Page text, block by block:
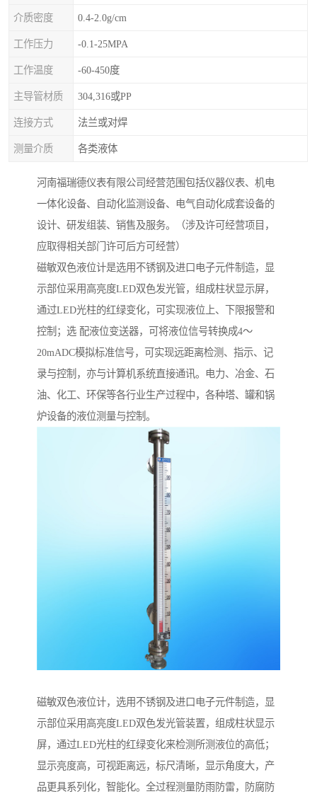
介质密度 0.4-2.0g/cm
工作压力 -0.1-25MPA
工作温度 -60-450度
主导管材质 304,316或PP
连接方式 法兰或对焊
测量介质 各类液体
河南福瑞德仪表有限公司经营范围包括仪器仪表、机电
一体化设备、自动化监测设备、电气自动化成套设备的
设计、研发组装、销售及服务。（涉及许可经营项目，
应取得相关部门许可后方可经营）
磁敏双色液位计是选用不锈钢及进口电子元件制造，显
示部位采用高亮度LED双色发光管，组成柱状显示屏，
通过LED光柱的红绿变化，可实现液位上、下限报警和
控制；选 配液位变送器，可将液位信号转换成4～
20mADC模拟标准信号，可实现远距离检测、指示、记
录与控制，亦与计算机系统直接通讯。电力、冶金、石
油、化工、环保等各行业生产过程中，各种塔、罐和锅
炉设备的液位测量与控制。
磁敏双色液位计，选用不锈钢及进口电子元件制造，显
示部位采用高亮度LED双色发光管装置，组成柱状显示
屏，通过LED光柱的红绿变化来检测所测液位的高低；
显示亮度高，可视距离远，标尺清晰，显示角度大，产
品更具系列化，智能化。全过程测量防雨防雷，防腐防